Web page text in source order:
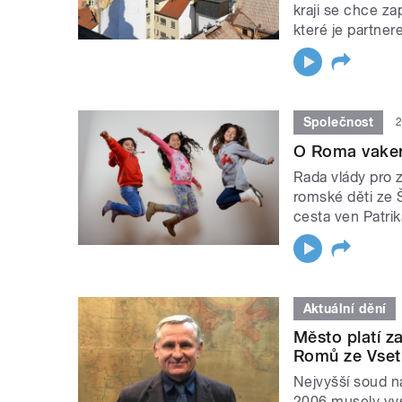
kraji se chce
které je
Společnost
O Roma
Rada vlády pro
romské děti ze
cesta ven
Aktuální dění
Město platí
Romů ze
Nejvyšší soud